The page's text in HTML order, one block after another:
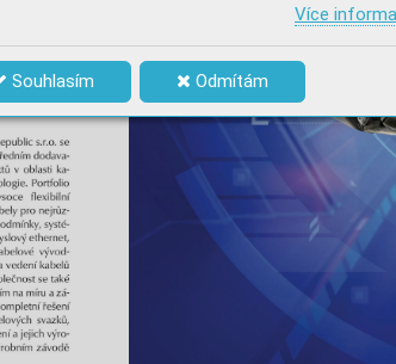
Více
Souhlasím Odmítám